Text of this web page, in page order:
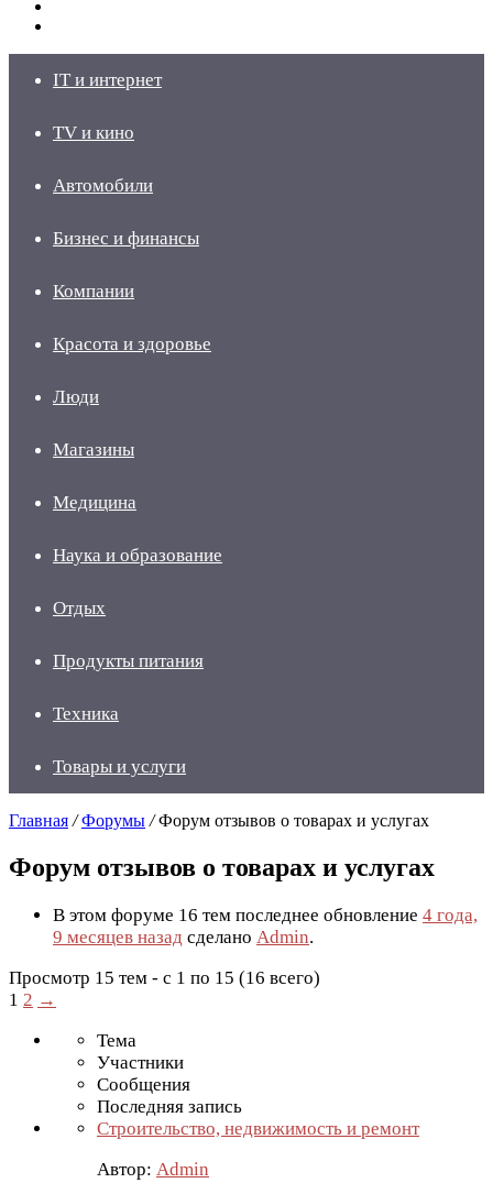
IT и интернет
TV и кино
Автомобили
Бизнес и финансы
Компании
Красота и здоровье
Люди
Магазины
Медицина
Наука и образование
Отдых
Продукты питания
Техника
Товары и услуги
Главная / Форумы / Форум отзывов о товарах и услугах
Форум отзывов о товарах и услугах
В этом форуме 16 тем последнее обновление 4 года,
9 месяцев назад сделано Admin.
Просмотр 15 тем - с 1 по 15 (16 всего)
1 2 →
Тема
Участники
Сообщения
Последняя запись
Строительство, недвижимость и ремонт
Автор: Admin